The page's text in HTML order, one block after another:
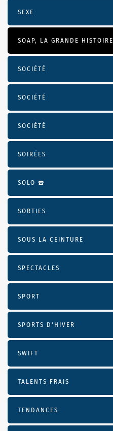
SEXE
SOAP, LA GRANDE HISTOIRE
SOCIÉTÉ
SOCIÉTÉ
SOCIÉTÉ
SOIRÉES
SOLO ☎️
SORTIES
SOUS LA CEINTURE
SPECTACLES
SPORT
SPORTS D'HIVER
SWIFT
TALENTS FRAIS
TENDANCES